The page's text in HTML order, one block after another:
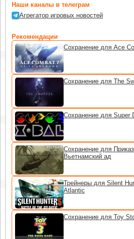
Наши каналы в телеграм
Агрегатор игровых новостей
Рекомендации
Сохранение для Ace
Сохранение для The
Сохранение для Super
Сохранение для
Вьетнамский ад
Трейнеры для Silent
Atlantic
Сохранение для Toy